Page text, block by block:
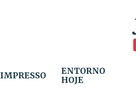
IMPRESSO
ENTORNO
HOJE